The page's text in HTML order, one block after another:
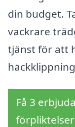
din budget.
vackrare
tjänst för att
Få 3
förpliktelser